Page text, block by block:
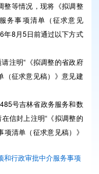
整等情况，现将《拟调整
务事项清单（征求意见
年8月5日前通过以下方式
注明“《拟调整的省政府
（征求意见稿）》意见建
号吉林省政务服务和数
信封上注明“《拟调整的
清单（征求意见稿）》
和行政审批中介服务事项